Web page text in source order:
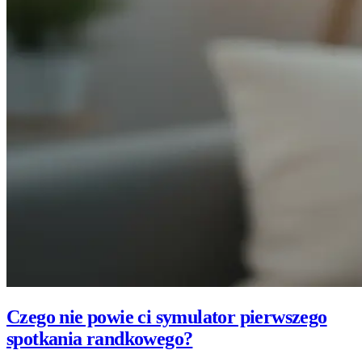
Czego nie powie ci symulator pierwszego
spotkania randkowego?